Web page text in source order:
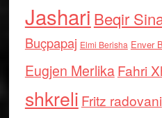
Jashari Beqir
Buçpapaj Elmi Berisha Enver
Eugjen MerlikaFahri
shkreli Fritz radovani